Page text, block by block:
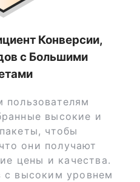
Конверсии,
с Большими
высокие и
чтобы
они получают
цены и качества.
с высоким уровнем